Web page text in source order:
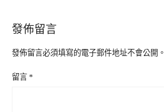
發佈留言
發佈留言必須填寫的電子郵件地址不會公開。
留言 *